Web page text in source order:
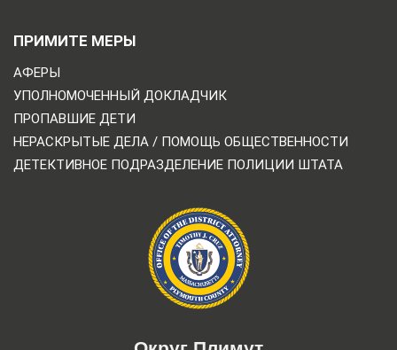
ПРИМИТЕ МЕРЫ
АФЕРЫ
УПОЛНОМОЧЕННЫЙ ДОКЛАДЧИК
ПРОПАВШИЕ ДЕТИ
НЕРАСКРЫТЫЕ ДЕЛА / ПОМОЩЬ ОБЩЕСТВЕННОСТИ
ДЕТЕКТИВНОЕ ПОДРАЗДЕЛЕНИЕ ПОЛИЦИИ ШТАТА